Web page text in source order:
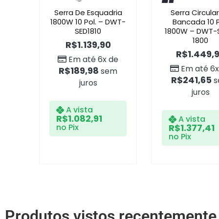
Serra De Esquadria
1800W 10 Pol. – DWT-
SED1810
R$1.139,90
Em até 6x de
R$189,98 sem
juros
A vista
R$1.082,91
no Pix
Serra
Bancada 10
1800W –
1800
R$
Em até
R$241,65
juros
A vista
R$1.377,41
no Pix